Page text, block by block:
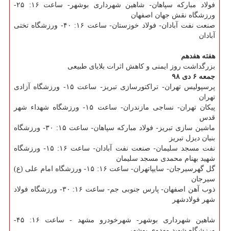
فولاد مباركه سپاهان- شاهین شهرداری بوشهر- ساعت ۱۶: ۲۵-
ورزشگاه نقش جهان اصفهان
صنعت نفت آبادان- فولاد خوزستان- ساعت ۱۶: ۴۰- ورزشگاه تختی
آبادان
هفته هفدهم
بزرگداشت روز ایمنی و كاهش اثرات بلایای طبیعی
جمعه ۶ دی ۹۸
پرسپولیس تهران- تراكتورسازی تبریز- ساعت ۱۵- ورزشگاه آزادی
تهران
پیكان تهران- نساجی مازندران- ساعت ۱۵- ورزشگاه شهداء شهر
قدس
ماشین سازی تبریز- فولاد مباركه سپاهان- ساعت ۱۵: ۳۰- ورزشگاه
بنیان دیزل تبریز
نفت مسجد سلیمان- صنعت نفت آبادان- ساعت ۱۶: ۱۵- ورزشگاه
شهید بهنام محمدی مسجد سلیمان
گل گهرسیرجان- سایپاتهران- ساعت ۱۶: ۱۵- ورزشگاه امام علی (ع)
سیرجان
ذوب آهن اصفهان- پارس جنوبی جم- ساعت ۱۶: ۳۰- ورزشگاه فولاد
شهر فولادشهر
شاهین شهرداری بوشهر- شهرخودرو مشهد - ساعت ۱۶: ۴۵-